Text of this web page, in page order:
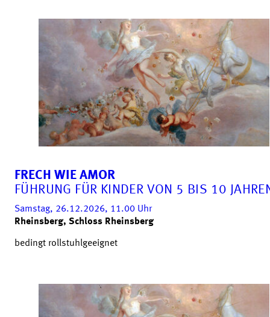
FRECH WIE AMOR
FÜHRUNG FÜR KINDER VON 5 BIS 10
Samstag, 26.12.2026, 11.00 Uhr
Rheinsberg, Schloss Rheinsberg
bedingt rollstuhlgeeignet